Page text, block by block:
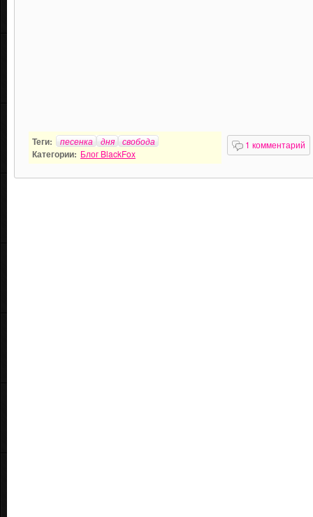
Теги: песенка дня свобода
Категории: Блог BlackFox
1 комментарий